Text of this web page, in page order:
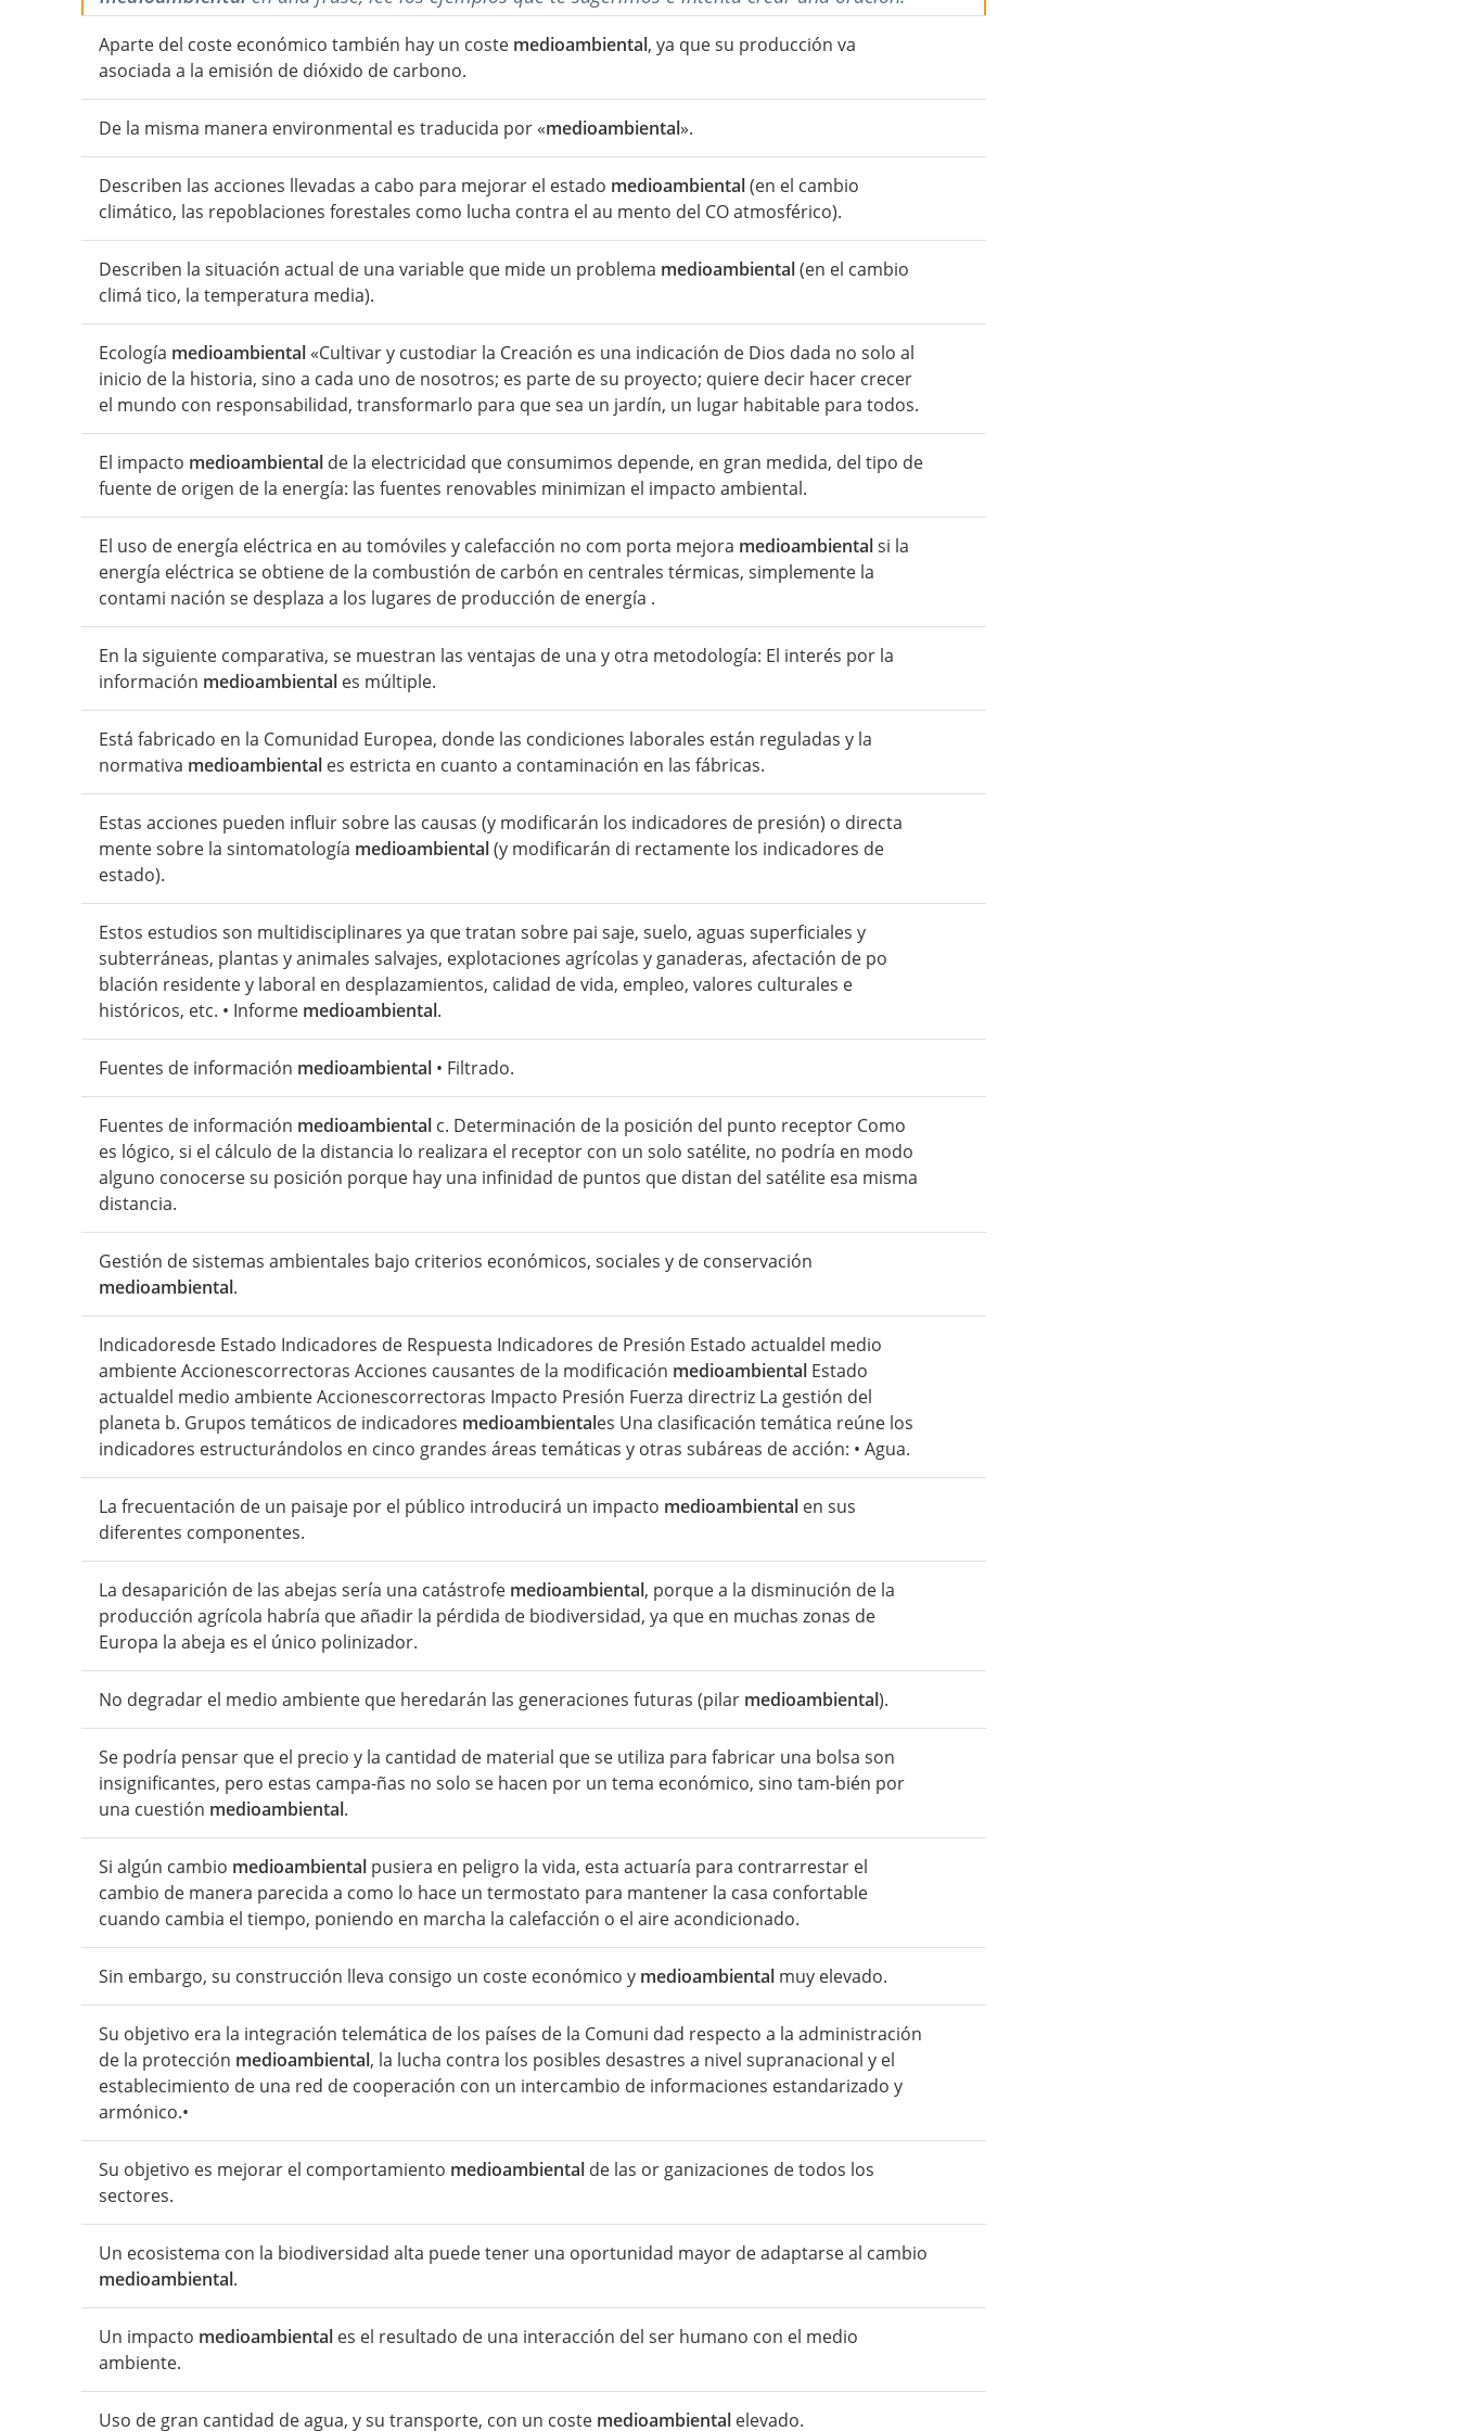
Aparte del coste económico también hay un coste medioambiental, ya que su producción va
asociada a la emisión de dióxido de carbono.
De la misma manera environmental es traducida por «medioambiental».
Describen las acciones llevadas a cabo para mejorar el estado medioambiental(en el cambio
climático, las repoblaciones forestales como lucha contra el au mento del CO atmosférico).
Describen la situación actual de una variable que mide un problema medioambiental(en el cambio
climá tico, la temperatura media).
Ecología medioambiental «Cultivar y custodiar la Creación es una indicación de Dios dada no solo al
inicio de la historia, sino a cada uno de nosotros; es parte de su proyecto; quiere decir hacer crecer
el mundo con responsabilidad, transformarlo para que sea un jardín, un lugar habitable para todos.
El impacto medioambiental de la electricidad que consumimos depende, en gran medida, del tipo de
fuente de origen de la energía: las fuentes renovables minimizan el impacto ambiental.
El uso de energía eléctrica en au tomóviles y calefacción no com porta mejora medioambientalsi la
energía eléctrica se obtiene de la combustión de carbón en centrales térmicas, simplemente la
contami nación se desplaza a los lugares de producción de energía .
En la siguiente comparativa, se muestran las ventajas de una y otra metodología: El interés por la
información medioambiental es múltiple.
Está fabricado en la Comunidad Europea, donde las condiciones laborales están reguladas y la
normativa medioambiental es estricta en cuanto a contaminación en las fábricas.
Estas acciones pueden influir sobre las causas (y modificarán los indicadores de presión) o directa
mente sobre la sintomatología medioambiental(y modificarán di rectamente los indicadores de
estado).
Estos estudios son multidisciplinares ya que tratan sobre pai saje, suelo, aguas superficiales y
subterráneas, plantas y animales salvajes, explotaciones agrícolas y ganaderas, afectación de po
blación residente y laboral en desplazamientos, calidad de vida, empleo, valores culturales e
históricos, etc. • Informe medioambiental.
Fuentes de información medioambiental • Filtrado.
Fuentes de información medioambiental c. Determinación de la posición del punto receptor Como
es lógico, si el cálculo de la distancia lo realizara el receptor con un solo satélite, no podría en modo
alguno conocerse su posición porque hay una infinidad de puntos que distan del satélite esa misma
distancia.
Gestión de sistemas ambientales bajo criterios económicos, sociales y de conservación
medioambiental.
Indicadoresde Estado Indicadores de Respuesta Indicadores de Presión Estado actualdel medio
ambiente Accionescorrectoras Acciones causantes de la modificación medioambiental Estado
actualdel medio ambiente Accionescorrectoras Impacto Presión Fuerza directriz La gestión del
planeta b. Grupos temáticos de indicadores medioambientales Una clasificación temática reúne los
indicadores estructurándolos en cinco grandes áreas temáticas y otras subáreas de acción: • Agua.
La frecuentación de un paisaje por el público introducirá un impacto medioambiental en sus
diferentes componentes.
La desaparición de las abejas sería una catástrofe medioambiental, porque a la disminución de la
producción agrícola habría que añadir la pérdida de biodiversidad, ya que en muchas zonas de
Europa la abeja es el único polinizador.
No degradar el medio ambiente que heredarán las generaciones futuras (pilar medioambiental).
Se podría pensar que el precio y la cantidad de material que se utiliza para fabricar una bolsa son
insignificantes, pero estas campa-ñas no solo se hacen por un tema económico, sino tam-bién por
una cuestión medioambiental.
Si algún cambio medioambiental pusiera en peligro la vida, esta actuaría para contrarrestar el
cambio de manera parecida a como lo hace un termostato para mantener la casa confortable
cuando cambia el tiempo, poniendo en marcha la calefacción o el aire acondicionado.
Sin embargo, su construcción lleva consigo un coste económico y medioambiental muy elevado.
Su objetivo era la integración telemática de los países de la Comuni dad respecto a la administración
de la protección medioambiental, la lucha contra los posibles desastres a nivel supranacional y el
establecimiento de una red de cooperación con un intercambio de informaciones estandarizado y
armónico.•
Su objetivo es mejorar el comportamiento medioambiental de las or ganizaciones de todos los
sectores.
Un ecosistema con la biodiversidad alta puede tener una oportunidad mayor de adaptarse al cambio
medioambiental.
Un impacto medioambiental es el resultado de una interacción del ser humano con el medio
ambiente.
Uso de gran cantidad de agua, y su transporte, con un coste medioambiental elevado.